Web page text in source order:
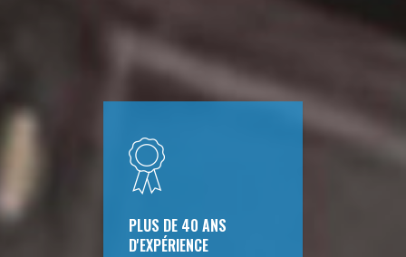
PLUS DE 40 ANS
D'EXPÉRIENCE